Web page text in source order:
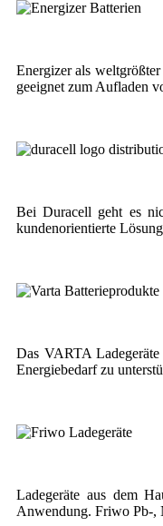
Energizer als
geeignet zum Aufladen
Bei Duracell geht es
kundenorientierte
Das VARTA
Energiebedarf zu
Ladegeräte aus dem
Anwendung. Friwo Pb-